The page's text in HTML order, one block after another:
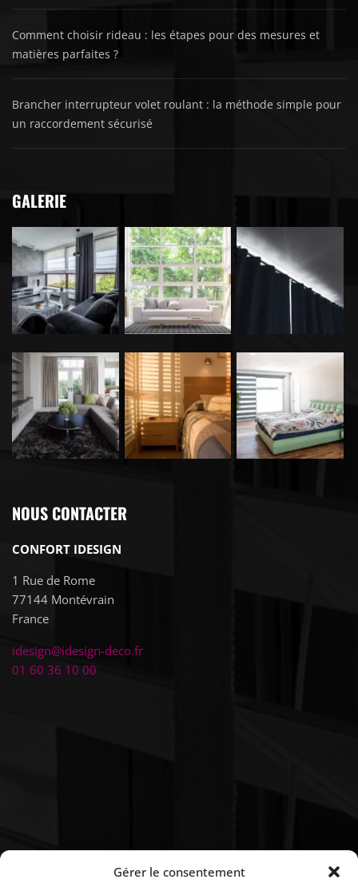
Gérer le consentement
Comment choisir rideau : les étapes pour des mesures et
matières parfaites ?
Brancher interrupteur volet roulant : la méthode simple pour
un raccordement sécurisé
GALERIE
NOUS CONTACTER
CONFORT IDESIGN
1 Rue de Rome
77144 Montévrain
France
idesign@idesign-deco.fr
01 60 36 10 00